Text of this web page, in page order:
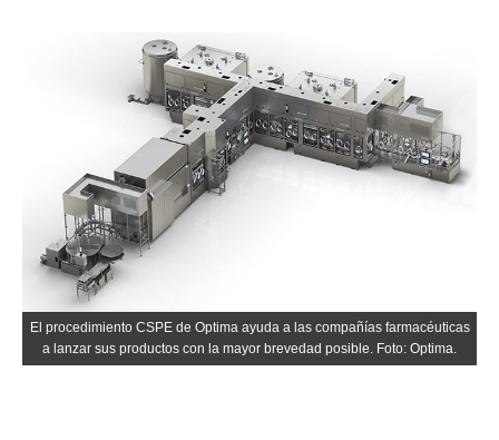
El procedimiento CSPE de Optima ayuda a las compañías farmacéuticas
a lanzar sus productos con la mayor brevedad posible. Foto: Optima.